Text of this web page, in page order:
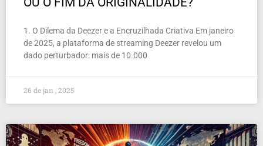
1. O Dilema da Deezer e a Encruzilhada Criativa Em janeiro
de 2025, a plataforma de streaming Deezer revelou um
dado perturbador: mais de 10.000
26 de jan , 2025